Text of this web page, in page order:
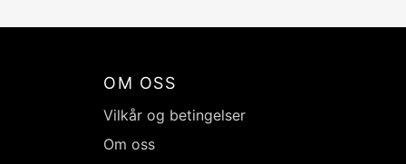
OM OSS
Vilkår og betingelser
Om oss